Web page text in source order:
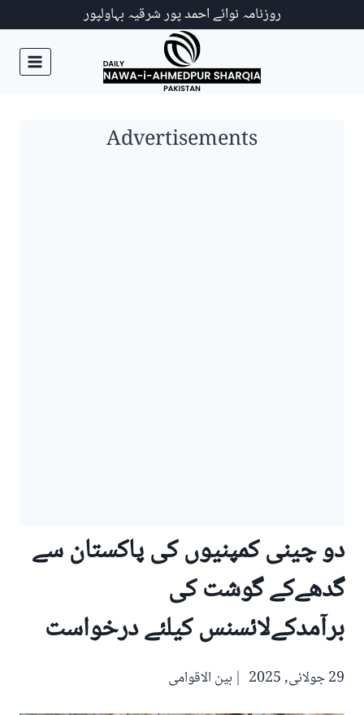
روزنامہ نوائے احمد پور شرقیہ بہاولپور
Advertisements
دو چینی کمپنیوں کی پاکستان سے
گدھےکے گوشت کی
برآمدکےلائسنس کیلئے درخواست
29 جولائی, 2025 بین الاقوامی